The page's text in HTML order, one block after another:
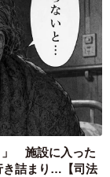
」 施設に入った
き詰まり…【司法